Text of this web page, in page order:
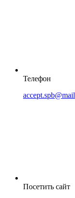
Телефон
Посетить сайт